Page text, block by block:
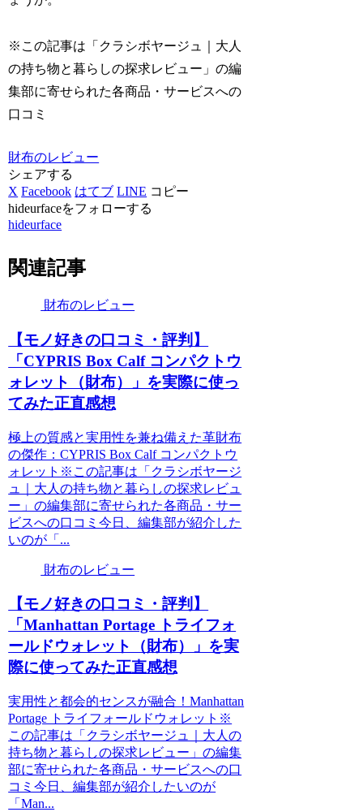
※この記事は「クラシボヤージュ｜大人
の持ち物と暮らしの探求レビュー」の編
集部に寄せられた各商品・サービスへの
口コミ
財布のレビュー
シェアする
X Facebook はてブ LINE コピー
hideurfaceをフォローする
hideurface
関連記事
財布のレビュー
【モノ好きの口コミ・評判】
「CYPRIS Box Calf コンパクトウ
ォレット（財布）」を実際に使っ
てみた正直感想
極上の質感と実用性を兼ね備えた革財布
の傑作：CYPRIS Box Calf コンパクトウ
ォレット※この記事は「クラシボヤージ
ュ｜大人の持ち物と暮らしの探求レビュ
ー」の編集部に寄せられた各商品・サー
ビスへの口コミ今日、編集部が紹介した
いのが「...
財布のレビュー
【モノ好きの口コミ・評判】
「Manhattan Portage トライフォ
ールドウォレット（財布）」を実
際に使ってみた正直感想
実用性と都会的センスが融合！Manhattan
Portage トライフォールドウォレット※
この記事は「クラシボヤージュ｜大人の
持ち物と暮らしの探求レビュー」の編集
部に寄せられた各商品・サービスへの口
コミ今日、編集部が紹介したいのが
「Man...